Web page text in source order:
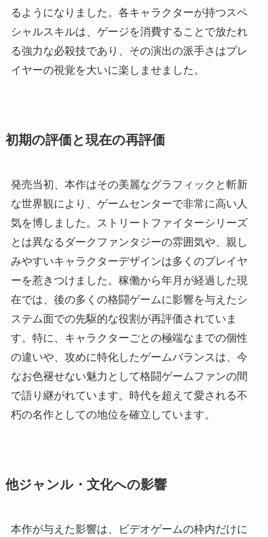
るようになりました。各キャラクターが持つスペ
シャルスキルは、ゲージを消費することで放たれ
る強力な必殺技であり、その演出の派手さはプレ
イヤーの視覚を大いに楽しませました。
初期の評価と現在の再評価
発売当初、本作はその美麗なグラフィックと斬新
な世界観により、ゲームセンターで非常に高い人
気を博しました。ストリートファイターシリーズ
とは異なるダークファンタジーの雰囲気や、親し
みやすいキャラクターデザインは多くのプレイヤ
ーを惹きつけました。稼働から年月が経過した現
在では、後の多くの格闘ゲームに影響を与えたシ
ステム面での先駆的な役割が再評価されていま
す。特に、キャラクターごとの極端なまでの個性
の違いや、攻めに特化したゲームバランスは、今
なお色褪せない魅力として格闘ゲームファンの間
で語り継がれています。時代を超えて愛される不
朽の名作としての地位を確立しています。
他ジャンル・文化への影響
本作が与えた影響は、ビデオゲームの枠内だけに